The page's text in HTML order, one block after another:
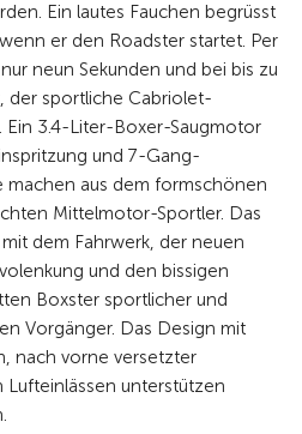
Ein lautes Fauchen begrüsst
er den Roadster startet. Per
neun Sekunden und bei bis zu
der sportliche Cabriolet-
Ein 3.4-Liter-Boxer-Saugmotor
und 7-Gang-
aus dem formschönen
Mittel­motor-Sportler. Das
dem Fahrwerk, der neuen
und den bis­sigen
Boxster sportlicher und
Vorgänger. Das Design mit
nach vorne versetzter
unterstützen